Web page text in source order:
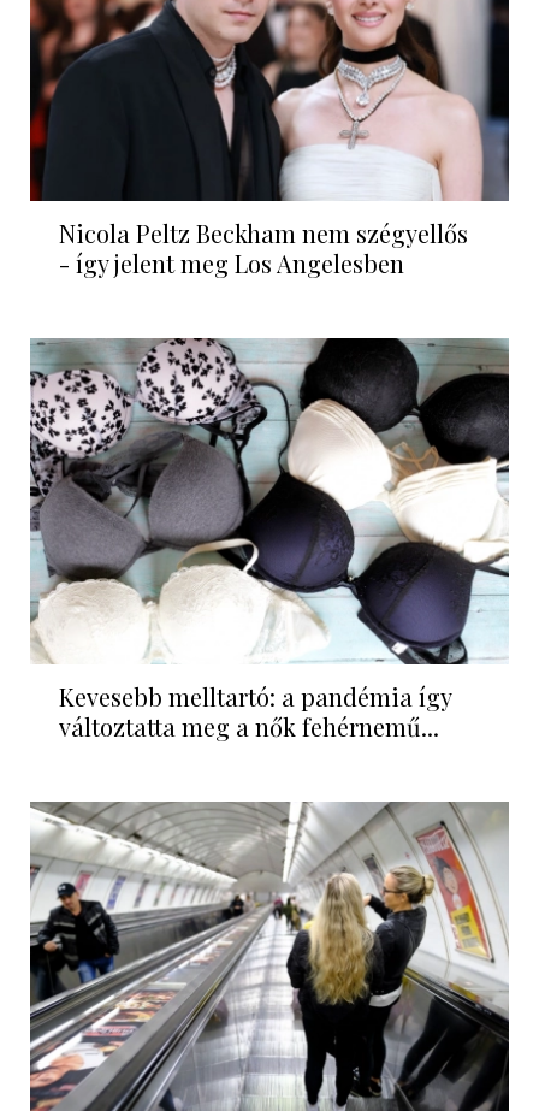
Nicola Peltz Beckham nem szégyellős
- így jelent meg Los Angelesben
Kevesebb melltartó: a pandémia így
változtatta meg a nők fehérnemű...